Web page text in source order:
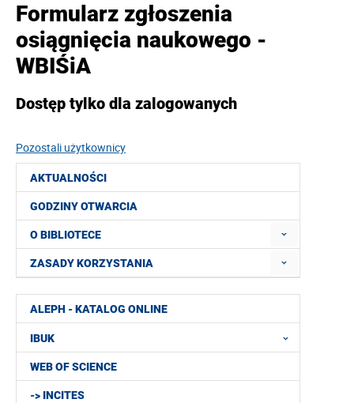
AKTUALNOŚCI
GODZINY OTWARCIA
O BIBLIOTECE
ZASADY KORZYSTANIA
ALEPH - KATALOG ONLINE
IBUK
WEB OF SCIENCE
-> INCITES
Formularz zgłoszenia
osiągnięcia naukowego -
WBIŚiA
Dostęp tylko dla zalogowanych
Pozostali użytkownicy